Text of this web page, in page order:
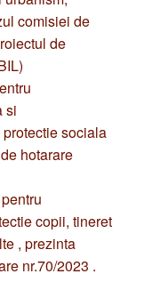
comisiei de
de
si
sociala
hotarare
copii, tineret
, prezinta
nr.70/2023 .